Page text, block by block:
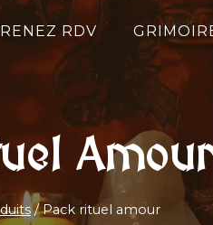
RDV
/ Pack rituel amour